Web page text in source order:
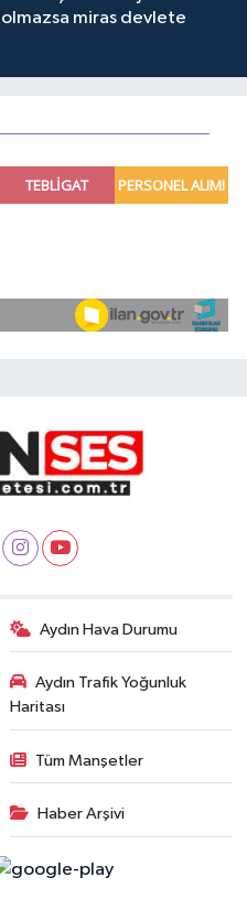
olmazsa miras devlete
Aydın Hava Durumu
Aydın Trafik Yoğunluk
Haritası
Tüm Manşetler
Haber Arşivi